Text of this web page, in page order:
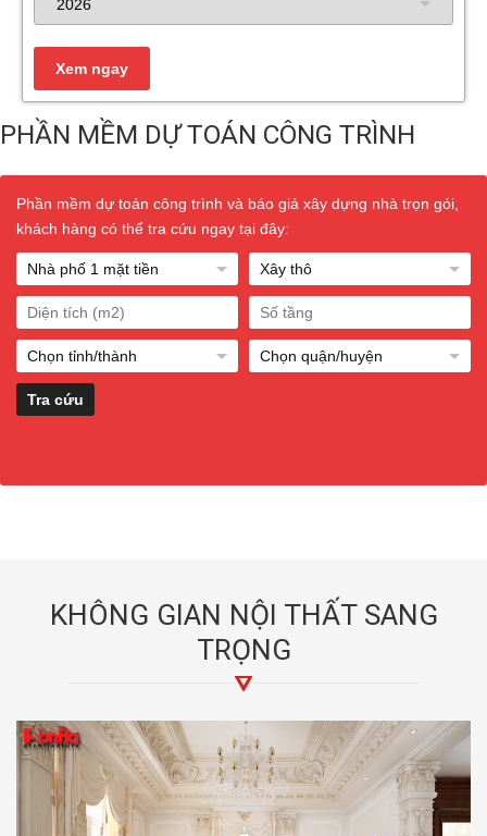
PHẦN MỀM DỰ TOÁN CÔNG TRÌNH
Phần mềm dự toán công trình và báo giá xây dựng nhà trọn gói,
khách hàng có thể tra cứu ngay tại đây:
KHÔNG GIAN NỘI THẤT SANG
TRỌNG